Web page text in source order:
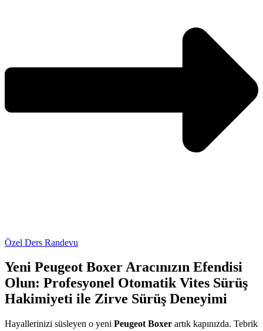
Özel Ders Randevu
Yeni Peugeot Boxer Aracınızın Efendisi
Olun: Profesyonel Otomatik Vites Sürüş
Hakimiyeti ile Zirve Sürüş Deneyimi
Hayallerinizi süsleyen o yeni Peugeot Boxer artık kapınızda. Tebrik